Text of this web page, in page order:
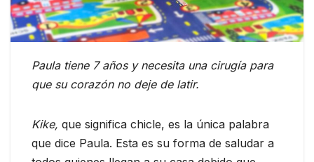
Paula tiene 7 años y necesita una cirugía para
que su corazón no deje de latir.
Kike, que significa chicle, es la única palabra
que dice Paula. Esta es su forma de saludar a